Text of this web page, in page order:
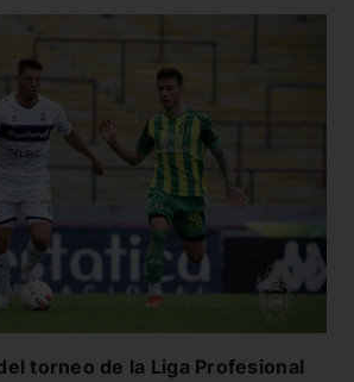
torneo de la Liga Profesional